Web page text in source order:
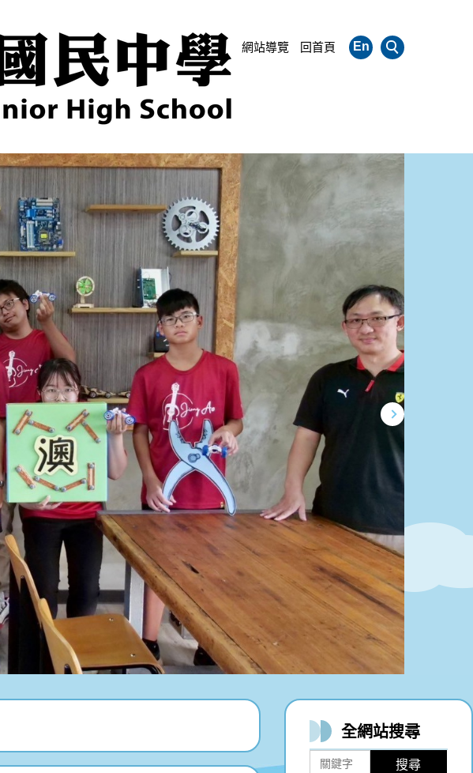
En
網站導覽 回首頁
全網站搜尋
搜尋